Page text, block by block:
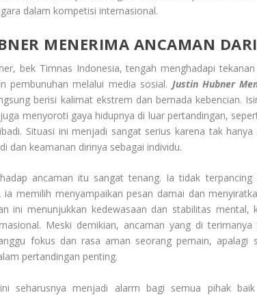
dalam kompetisi internasional.
MENERIMA ANCAMAN
bek Timnas Indonesia, tengah menghadapi
pembunuhan melalui media sosial. Justin Hubner
berisi kalimat ekstrem dan bernada kebencian.
menyoroti gaya hidupnya di luar pertandingan,
Situasi ini menjadi sangat serius karena tak
dan keamanan dirinya sebagai individu.
ancaman itu sangat tenang. Ia tidak
ia memilih menyampaikan pesan damai dan
ini menunjukkan kedewasaan dan stabilitas
Meski demikian, ancaman yang di
fokus dan rasa aman seorang pemain, apalagi
pertandingan penting.
seharusnya menjadi alarm bagi semua pihak